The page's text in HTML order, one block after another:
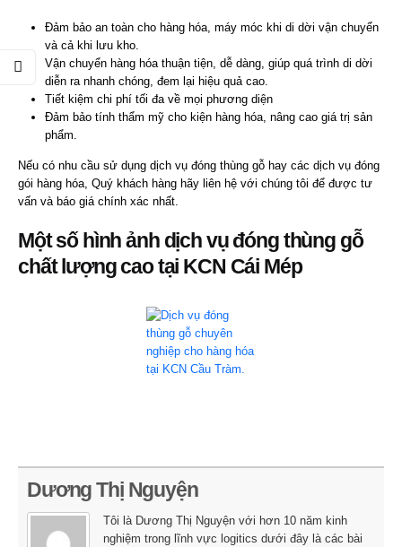
Đảm bảo an toàn cho hàng hóa, máy móc khi di dời vận chuyển
và cả khi lưu kho.
Vận chuyển hàng hóa thuận tiện, dễ dàng, giúp quá trình di dời
diễn ra nhanh chóng, đem lại hiệu quả cao.
Tiết kiệm chi phí tối đa về mọi phương diện
Đảm bảo tính thẩm mỹ cho kiện hàng hóa, nâng cao giá trị sản
phẩm.
Nếu có nhu cầu sử dụng dịch vụ đóng thùng gỗ hay các dịch vụ đóng
gói hàng hóa, Quý khách hàng hãy liên hệ với chúng tôi để được tư
vấn và báo giá chính xác nhất.
Một số hình ảnh dịch vụ đóng thùng gỗ
chất lượng cao tại KCN Cái Mép
Dương Thị Nguyện
Tôi là Dương Thị Nguyện với hơn 10 năm kinh
nghiệm trong lĩnh vực logitics dưới đây là các bài